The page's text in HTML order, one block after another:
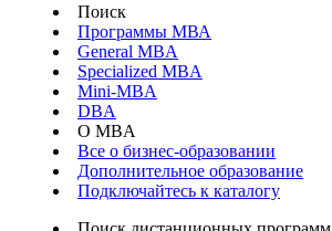
Поиск
Программы МВА
General MBA
Specialized MBA
Mini-MBA
DBA
О MBA
Все о бизнес-образовании
Дополнительное образование
Подключайтесь к каталогу